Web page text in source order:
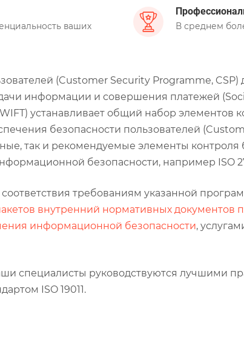
ваших
В среднем
(Customer Security Programme,
информации и совершения платежей
устанавливает общий набор элементов
безопасности пользователей
так и рекомендуемые элементы
безопасности, например ISO
соответствия требованиям указанной
внутренний нормативных документов
информационной безопасности,
специалисты руководствуются лучшими
ISO 19011.